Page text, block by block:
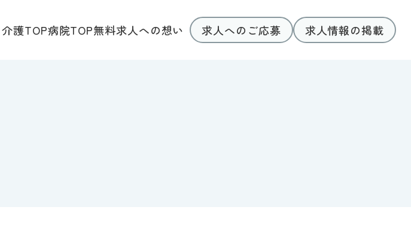
介護TOP病院TOP無料求人への想い 求人へのご応募 求人情報の掲載